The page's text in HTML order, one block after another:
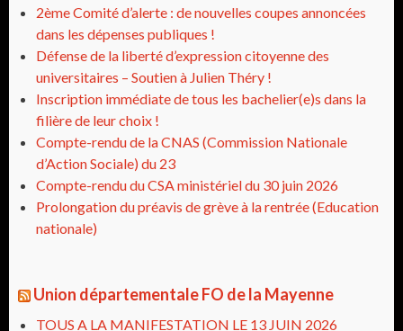
2ème Comité d’alerte : de nouvelles coupes annoncées
dans les dépenses publiques !
Défense de la liberté d’expression citoyenne des
universitaires – Soutien à Julien Théry !
Inscription immédiate de tous les bachelier(e)s dans la
filière de leur choix !
Compte-rendu de la CNAS (Commission Nationale
d’Action Sociale) du 23
Compte-rendu du CSA ministériel du 30 juin 2026
Prolongation du préavis de grève à la rentrée (Education
nationale)
Union départementale FO de la Mayenne
TOUS A LA MANIFESTATION LE 13 JUIN 2026